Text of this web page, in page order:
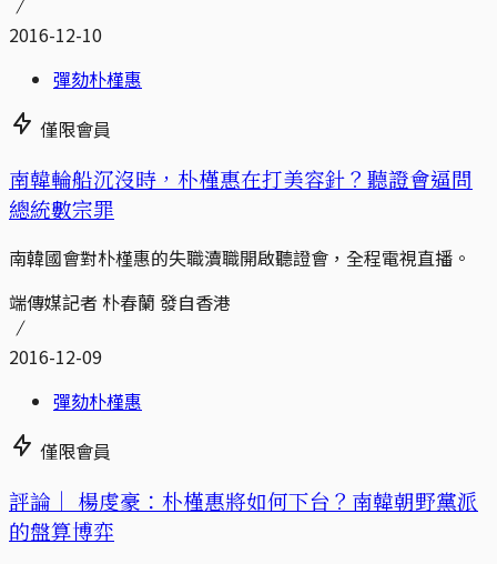
2016-12-10
彈劾朴槿惠
僅限會員
南韓輪船沉沒時，朴槿惠在打美容針？聽證會逼問
總統數宗罪
南韓國會對朴槿惠的失職瀆職開啟聽證會，全程電視直播。
端傳媒記者 朴春蘭 發自香港
2016-12-09
彈劾朴槿惠
僅限會員
評論｜ 楊虔豪：朴槿惠將如何下台？南韓朝野黨派
的盤算博弈